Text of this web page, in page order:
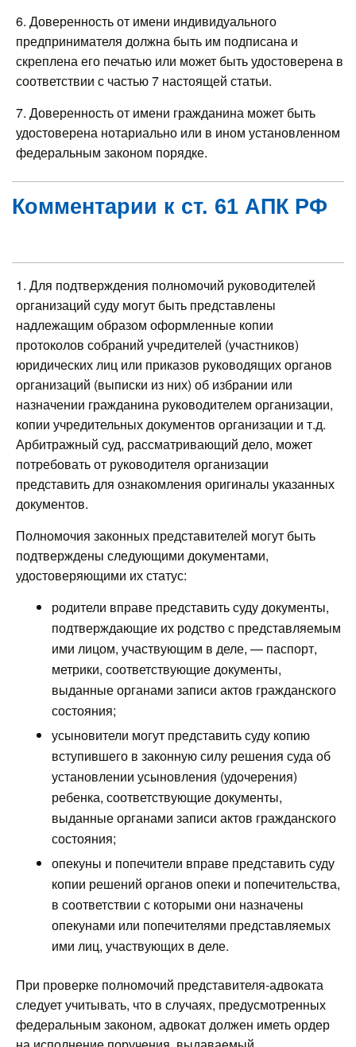
6. Доверенность от имени индивидуального
предпринимателя должна быть им подписана и
скреплена его печатью или может быть удостоверена в
соответствии с частью 7 настоящей статьи.
7. Доверенность от имени гражданина может быть
удостоверена нотариально или в ином установленном
федеральным законом порядке.
Комментарии к ст. 61 АПК РФ
1. Для подтверждения полномочий руководителей
организаций суду могут быть представлены
надлежащим образом оформленные копии
протоколов собраний учредителей (участников)
юридических лиц или приказов руководящих органов
организаций (выписки из них) об избрании или
назначении гражданина руководителем организации,
копии учредительных документов организации и т.д.
Арбитражный суд, рассматривающий дело, может
потребовать от руководителя организации
представить для ознакомления оригиналы указанных
документов.
Полномочия законных представителей могут быть
подтверждены следующими документами,
удостоверяющими их статус:
родители вправе представить суду документы,
подтверждающие их родство с представляемым
ими лицом, участвующим в деле, — паспорт,
метрики, соответствующие документы,
выданные органами записи актов гражданского
состояния;
усыновители могут представить суду копию
вступившего в законную силу решения суда об
установлении усыновления (удочерения)
ребенка, соответствующие документы,
выданные органами записи актов гражданского
состояния;
опекуны и попечители вправе представить суду
копии решений органов опеки и попечительства,
в соответствии с которыми они назначены
опекунами или попечителями представляемых
ими лиц, участвующих в деле.
При проверке полномочий представителя-адвоката
следует учитывать, что в случаях, предусмотренных
федеральным законом, адвокат должен иметь ордер